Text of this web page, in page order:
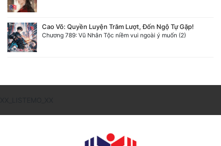
Cao Võ: Quyền Luyện Trăm Lượt, Đốn Ngộ Tự Gặp!
Chương 789: Vũ Nhân Tộc niềm vui ngoài ý muốn (2)